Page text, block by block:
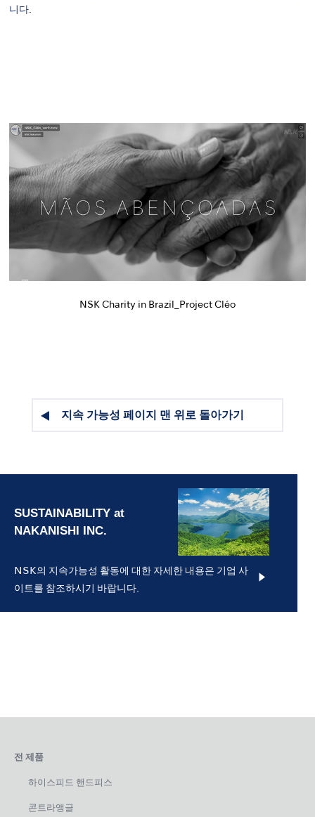
니다.
NSK Charity in Brazil_Project Cléo
지속 가능성 페이지 맨 위로 돌아가기
NSK의 지속가능성 활동에 대한 자세한 내용은 기업 사
이트를 참조하시기 바랍니다.
전 제품
하이스피드 핸드피스
콘트라앵글